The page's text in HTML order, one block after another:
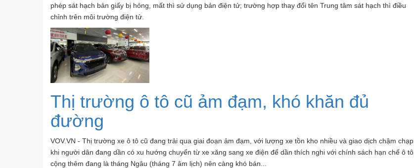
phép sát hạch bản giấy bị hỏng, mất thì sử dụng bản điện tử; trường hợp thay đổi tên Trung tâm sát hạch thì điều
chỉnh trên môi trường điện tử.
Thị trường ô tô cũ ảm đạm, khó khăn đủ
đường
VOV.VN - Thị trường xe ô tô cũ đang trải qua giai đoạn ảm đạm, với lượng xe tồn kho nhiều và giao dịch chậm chạp
khi người dân đang dần có xu hướng chuyển từ xe xăng sang xe điện để dần thích nghi với chính sách hạn chế ô tô,
cộng thêm đang là tháng Ngâu (tháng 7 âm lịch) nên càng khó bán...